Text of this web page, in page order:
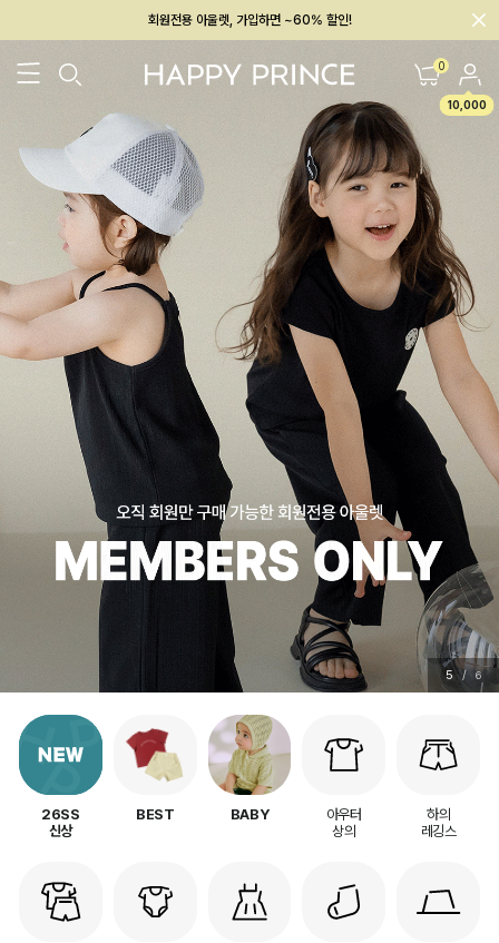
회원전용 아울렛, 가입하면 ~60% 할인!
멤버십 최대 28,000원 혜택 0
10,000
26SS 신상 BEST BABY[6~12M] 아우터/상의 하의/레깅스
5 / 6
26SS
신상
BEST BABY
아우터
상의
하의
레깅스